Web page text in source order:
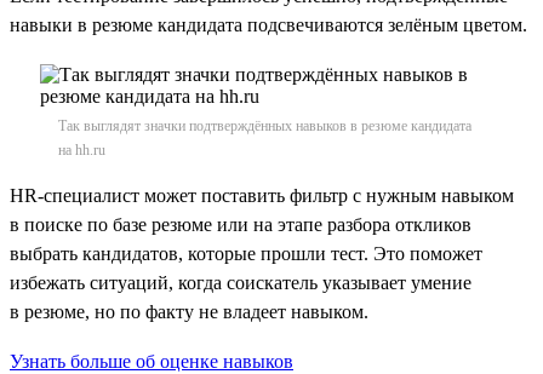
навыки в резюме кандидата подсвечиваются зелёным цветом.
Так выглядят значки подтверждённых навыков в резюме кандидата
на hh.ru
HR-специалист может поставить фильтр с нужным навыком
в поиске по базе резюме или на этапе разбора откликов
выбрать кандидатов, которые прошли тест. Это поможет
избежать ситуаций, когда соискатель указывает умение
в резюме, но по факту не владеет навыком.
Узнать больше об оценке навыков